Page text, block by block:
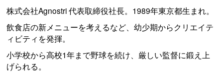
株式会社Agnostri 代表取締役社長。1989年東京都生まれ。
飲食店の新メニューを考えるなど、幼少期からクリエイテ
ィビティを発揮。
小学校から高校1年まで野球を続け、厳しい監督に鍛え上
げられる。